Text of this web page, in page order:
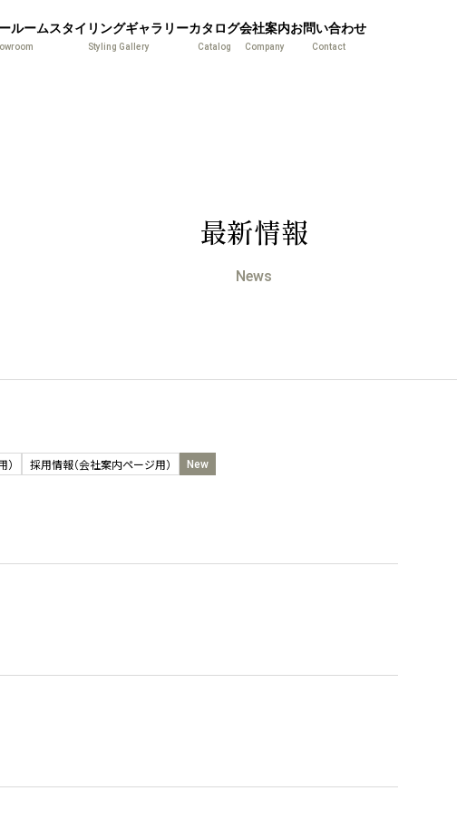
ルームスタイリングギャラリー
Styling Gallery
カタログ
Catalog
会社案内
Company
お問い合わせ
Contact
最新情報
News
採用情報（会社案内ページ用） New